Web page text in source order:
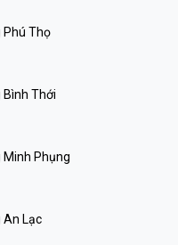
Phú Thọ
Bình Thới
Minh Phụng
An Lạc